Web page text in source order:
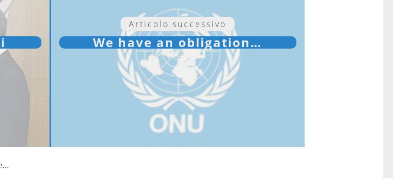
Articolo successivo
We have an obligation…